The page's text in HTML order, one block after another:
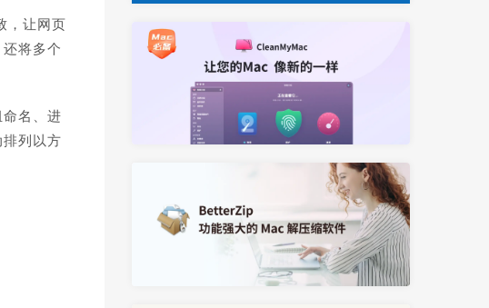
，让网页
将多个
名、进
列以方